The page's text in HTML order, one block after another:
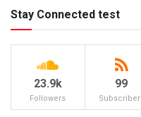
Stay Connected test
23.9k
Followers
99